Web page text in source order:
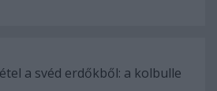
a svéd erdőkből: a kolbulle